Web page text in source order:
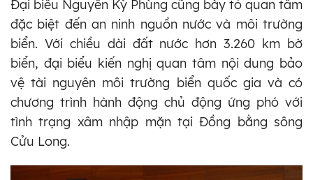
Đại biểu Nguyễn Kỳ Phùng cũng bày tỏ quan tâm
đặc biệt đến an ninh nguồn nước và môi trường
biển. Với chiều dài đất nước hơn 3.260 km bờ
biển, đại biểu kiến nghị quan tâm nội dung bảo
vệ tài nguyên môi trường biển quốc gia và có
chương trình hành động chủ động ứng phó với
tình trạng xâm nhập mặn tại Đồng bằng sông
Cửu Long.